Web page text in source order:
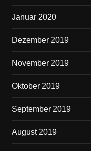
Januar 2020
Dezember 2019
November 2019
Oktober 2019
September 2019
August 2019